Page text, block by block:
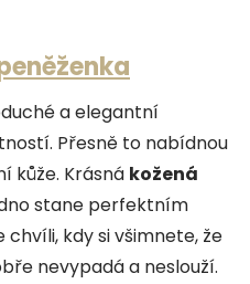
a elegantní
Přesně to nabídnou
kůže. Krásná kožená
stane perfektním
kdy si všimnete, že
nevypadá a neslouží.